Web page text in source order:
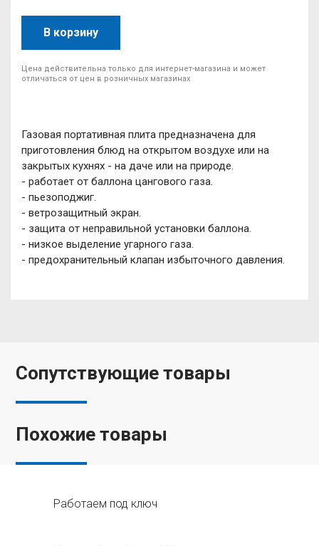
В корзину
Цена действительна только для интернет-магазина и может
отличаться от цен в розничных магазинах
Газовая портативная плита предназначена для
приготовления блюд на открытом воздухе или на
закрытых кухнях - на даче или на природе.
- работает от баллона цангового газа.
- пьезоподжиг.
- ветрозащитный экран.
- защита от неправильной установки баллона.
- низкое выделение угарного газа.
- предохранительный клапан избыточного давления.
Сопутствующие товары
Похожие товары
Работаем под ключ